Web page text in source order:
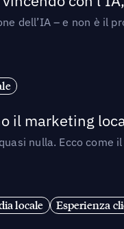
dell’IA – e non è il
il marketing
nulla. Ecco
locale Esperienza